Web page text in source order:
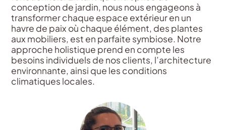
conception de jardin, nous nous engageons à
transformer chaque espace extérieur en un
havre de paix où chaque élément, des plantes
aux mobiliers, est en parfaite symbiose. Notre
approche holistique prend en compte les
besoins individuels de nos clients, l’architecture
environnante, ainsi que les conditions
climatiques locales.